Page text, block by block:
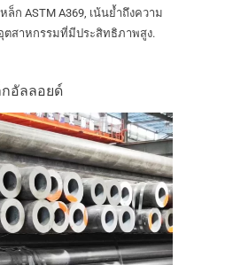
ก ASTM A369, เน้นย้ำถึงความ
ตสาหกรรมที่มีประสิทธิภาพสูง.
กอัลลอยด์